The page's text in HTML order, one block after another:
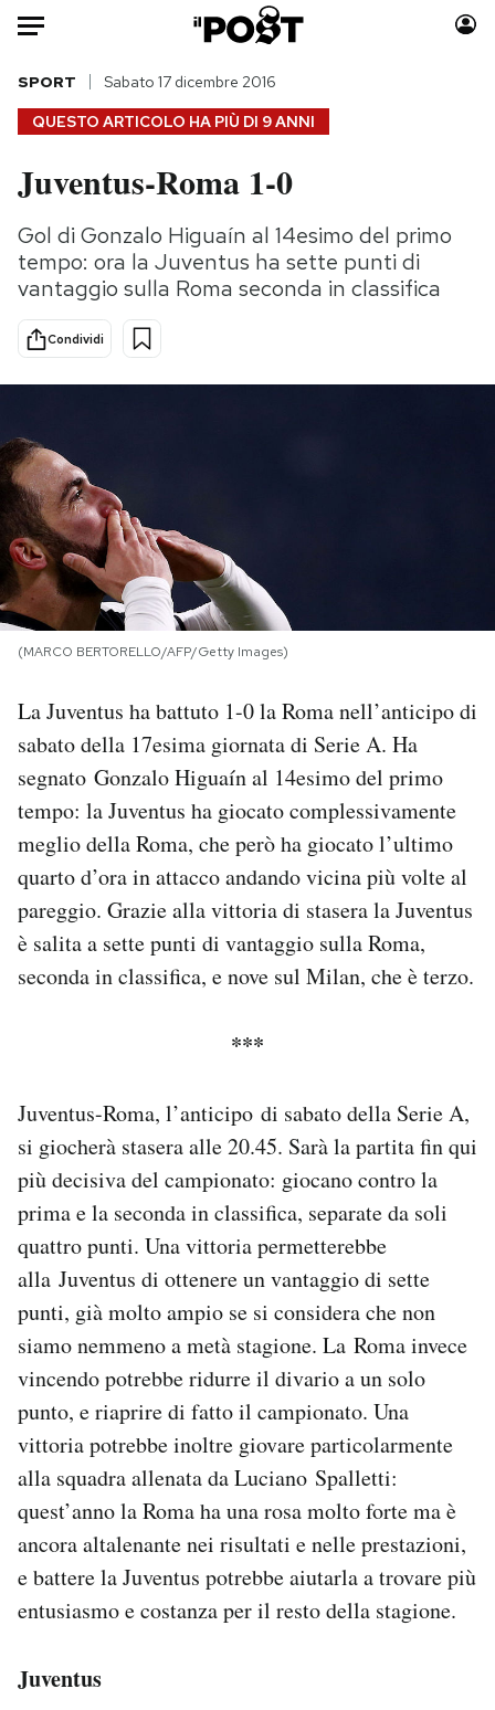
Auto
HOME
Italia
Politica
Tecnologia
Scienza
Moda
Consumismi
Storie/Idee
PODCAST
NEWSLETTER
SHOP
CALENDARIO
AREA PERSONALE
Area Personale
Newsletter
QUESTO ARTICOLO HA PIÙ DI 9 ANNI
SPORT Sabato 17 dicembre 2016
Juventus-Roma 1-0
Gol di Gonzalo Higuaín al 14esimo del primo
tempo: ora la Juventus ha sette punti di
vantaggio sulla Roma seconda in classifica
Condividi
(MARCO BERTORELLO/AFP/Getty Images)
La Juventus ha battuto 1-0 la Roma nell’anticipo di
sabato della 17esima giornata di Serie A. Ha
segnato Gonzalo Higuaín al 14esimo del primo
tempo: la Juventus ha giocato complessivamente
meglio della Roma, che però ha giocato l’ultimo
quarto d’ora in attacco andando vicina più volte al
pareggio. Grazie alla vittoria di stasera la Juventus
è salita a sette punti di vantaggio sulla Roma,
seconda in classifica, e nove sul Milan, che è terzo.
***
Juventus-Roma, l’anticipo di sabato della Serie A,
si giocherà stasera alle 20.45. Sarà la partita fin qui
più decisiva del campionato: giocano contro la
prima e la seconda in classifica, separate da soli
quattro punti. Una vittoria permetterebbe
alla Juventus di ottenere un vantaggio di sette
punti, già molto ampio se si considera che non
siamo nemmeno a metà stagione. La Roma invece
vincendo potrebbe ridurre il divario a un solo
punto, e riaprire di fatto il campionato. Una
vittoria potrebbe inoltre giovare particolarmente
alla squadra allenata da Luciano Spalletti:
quest’anno la Roma ha una rosa molto forte ma è
ancora altalenante nei risultati e nelle prestazioni,
e battere la Juventus potrebbe aiutarla a trovare più
entusiasmo e costanza per il resto della stagione.
Juventus